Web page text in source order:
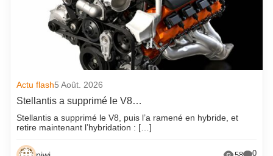
Actu flash5 Août. 2026
Stellantis a supprimé le V8…
Stellantis a supprimé le V8, puis l’a ramené en hybride, et
retire maintenant l’hybridation : […]
0